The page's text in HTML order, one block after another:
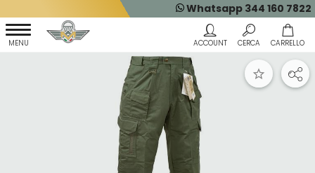
Whatsapp 344 160 7822